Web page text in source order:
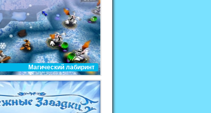
Магический лабиринт